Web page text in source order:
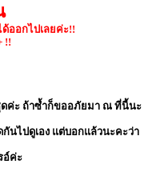
ออกไปเลยค่ะ!!
!!
ค่ะ ถ้าซ้ำก็ขออภัยมา ณ ที่นี้นะ
นไปดูเอง แต่บอกแล้วนะคะว่า
อ์ค่ะ